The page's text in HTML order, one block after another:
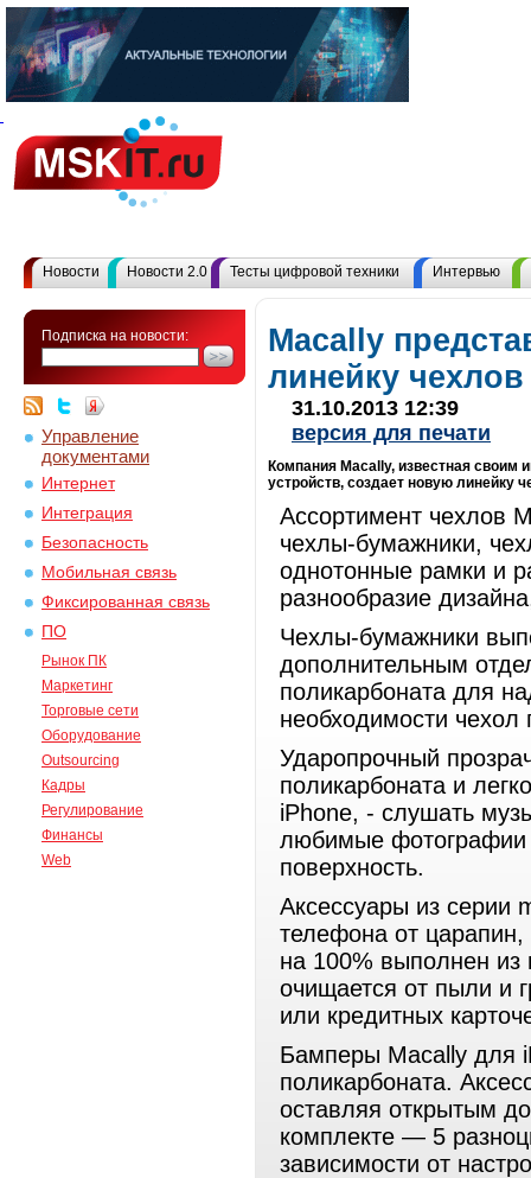
Новости Новости 2.0 Тесты цифровой техники Интервью
Подписка на новости:
Управление
документами
Интернет
Интеграция
Безопасность
Мобильная связь
Фиксированная связь
ПО
Рынок ПК
Маркетинг
Торговые сети
Оборудование
Outsourcing
Кадры
Регулирование
Финансы
Web
Macally
линейку
31.10.2013 12:39
версия для печати
Компания Macally, известная
устройств, создает новую линейку
Ассортимент чехлов
чехлы-бумажники,
однотонные рамки и
разнообразие
Чехлы-бумажники
дополнительным
поликарбоната для
необходимости чехол
Ударопрочный
поликарбоната и
iPhone, - слушать
любимые фотографии
поверхность.
Аксессуары из серии
телефона от
на 100% выполнен из
очищается от пыли и
или кредитных
Бамперы Macally для
поликарбоната.
оставляя открытым
комплекте — 5
зависимости от